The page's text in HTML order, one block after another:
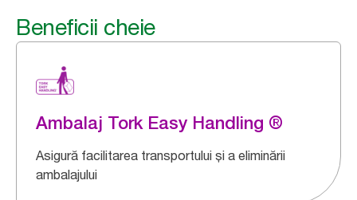
Beneficii cheie
Ambalaj Tork Easy Handling ®
Asigură facilitarea transportului și a eliminării
ambalajului